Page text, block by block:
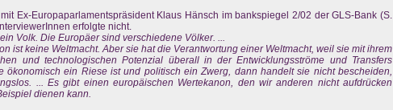
Ex-Europaparlamentspräsident Klaus Hänsch im bankspiegel 2/02 der GLS-Bank (S.
erfolgte nicht.
Volk. Die Europäer sind verschiedene Völker. ...
ist keine Weltmacht. Aber sie hat die Verantwortung einer Weltmacht, weil sie mit ihrem
und technologischen Potenzial überall in der Entwicklungsströme und Transfers
ökonomisch ein Riese ist und politisch ein Zwerg, dann handelt sie nicht bescheiden,
... Es gibt einen europäischen Wertekanon, den wir anderen nicht aufdrücken
dienen kann.